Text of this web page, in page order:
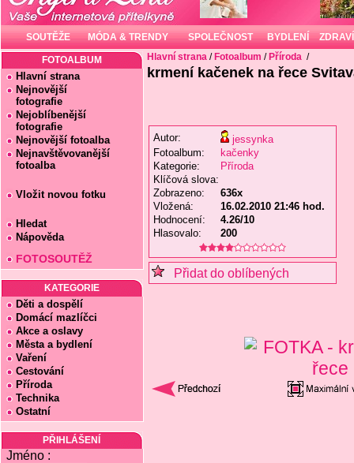
SOUTĚŽE MÓDA & TRENDY SPOLEČNOST BYDLENÍ ZDRAVÍ
FOTOALBUM
Hlavní strana
Nejnovější
fotografie
Nejoblíbenější
fotografie
Nejnovější fotoalba
Nejnavštěvovanější
fotoalba
Vložit novou fotku
Hledat
Nápověda
FOTOSOUTĚŽ
KATEGORIE
Děti a dospělí
Domácí mazlíčci
Akce a oslavy
Města a bydlení
Vaření
Cestování
Příroda
Technika
Ostatní
PŘIHLÁŠENÍ
Jméno :
Hlavní strana / Fotoalbum / Příroda /
krmení kačenek na řece
Autor:
jessynka
Fotoalbum:
kačenky
Kategorie:
Příroda
Klíčová slova:
Zobrazeno:
636x
Vložená:
16.02.2010 21:46 hod.
Hodnocení:
4.26/10
Hlasovalo:
200
Přidat do oblíbených